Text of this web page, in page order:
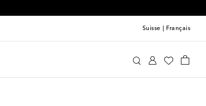
Suisse Français